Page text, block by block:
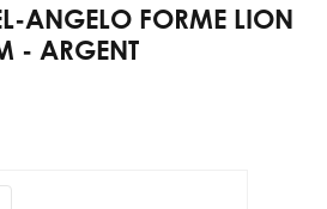
ANGELO FORME LION
- ARGENT